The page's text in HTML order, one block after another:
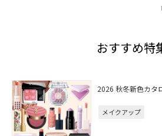
おすすめ特
2026 秋冬新色カタ
メイクアップ